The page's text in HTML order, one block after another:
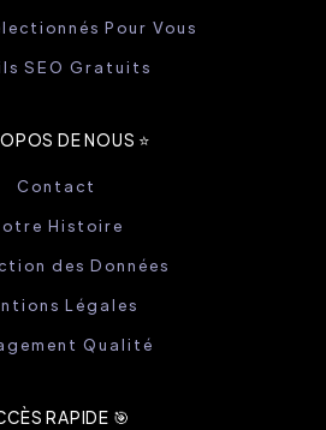
Pour Vous
SEO Gratuits
DE NOUS ⭐️
Contact
Histoire
des Données
Légales
Qualité
RAPIDE 🎯